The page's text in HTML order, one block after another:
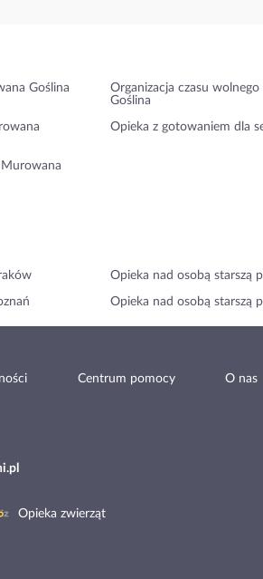
Goślina
Organizacja czasu
Goślina
Opieka z gotowaniem dla
Murowana
Opieka nad osobą starszą
Opieka nad osobą starszą
Centrum pomocy O nas
Opieka zwierząt